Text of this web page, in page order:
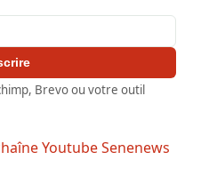
Brevo ou votre outil